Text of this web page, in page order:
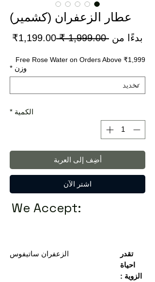
عطار الزعفران (كشمير)
بدءًا من ‏1,999.00 ₹
سعر
1,199.00₹
Free Rose Water on Orders Above ₹1,999
وزن *
الكمية *
أضِف إلى العربة
اشترِ الآن
We Accept:
تقدر
احياة
الزوية :
الزعفران ساتيفوس